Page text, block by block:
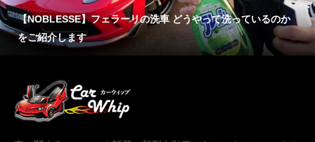
【NOBLESSE】フェラーリの洗車 どうやって洗っているのか
をご紹介します